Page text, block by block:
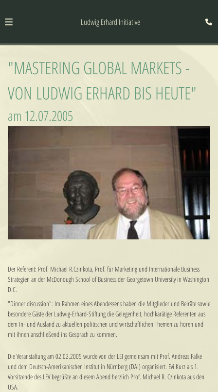
Ludwig Erhard Initiative
"MASTERING GLOBAL MARKETS -
VON LUDWIG ERHARD BIS HEUTE"
am 12.07.2005
Der Referent: Prof. Michael R.Czinkota, Prof. für Marketing und Internationale Business
Strategien an der McDonough School of Business der Georgetown University in Washington
D.C.
"Dinner discussion": Im Rahmen eines Abendessens haben die Mitglieder und Beiräte sowie
besondere Gäste der Ludwig-Erhard-Stiftung die Gelegenheit, hochkarätige Referenten aus
dem In- und Ausland zu aktuellen politischen und wirtschaftlichen Themen zu hören und
mit ihnen anschließend ins Gespräch zu kommen.
Die Veranstaltung am 02.02.2005 wurde von der LEI gemeinsam mit Prof. Andreas Falke
und dem Deutsch-Amerikanischen Institut in Nürnberg (DAI) organisiert. Evi Kurz als 1.
Vorsitzende des LEV begrüßte an diesem Abend herzlich Prof. Michael R. Czinkota aus den
USA.